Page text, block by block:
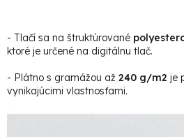
- Tlačí sa na štruktúrované
ktoré je určené na digitálnu tlač.
- Plátno s gramážou až 240 g/m2 je
vynikajúcimi vlastnosťami.